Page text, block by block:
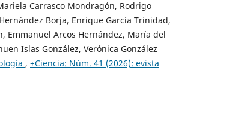
Carrasco Mondragón, Rodrigo
Borja, Enrique García Trinidad,
Emmanuel Arcos Hernández, María del
Islas González, Verónica González
, +Ciencia: Núm. 41 (2026): evista